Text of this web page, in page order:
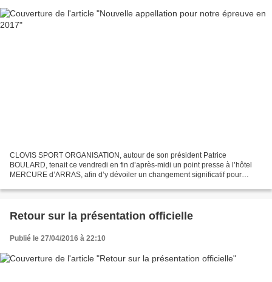
CLOVIS SPORT ORGANISATION, autour de son président Patrice
BOULARD, tenait ce vendredi en fin d’après-midi un point presse à l’hôtel
MERCURE d’ARRAS, afin d’y dévoiler un changement significatif pour
Retour sur la présentation officielle
Publié le 27/04/2016 à 22:10